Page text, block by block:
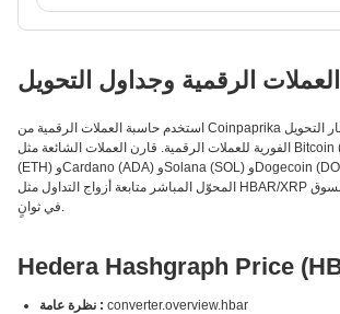
الرقمية وجداول التحويل
استخدم حاسبة العملات الرقمية من Coinpaprika للحصول على أدق أسعار التحويل
الفورية للعملات الرقمية. قارن العملات الشائعة مثل Bitcoin (BTC) وEthereum
(ETH) وCardano (ADA) وSolana (SOL) وDogecoin (DOGE) وغيرها. يسهّل
المحوّل المباشر متابعة أزواج التداول مثل HBAR/XRP ويساعدك على فهم السوق
في ثوانٍ.
Hedera Hashgraph Price
نظرة عامة : converter.overview.hbar